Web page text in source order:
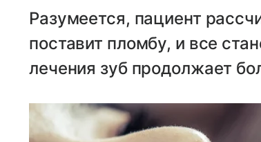
Разумеется, пациент
поставит пломбу, и все
лечения зуб продолжает